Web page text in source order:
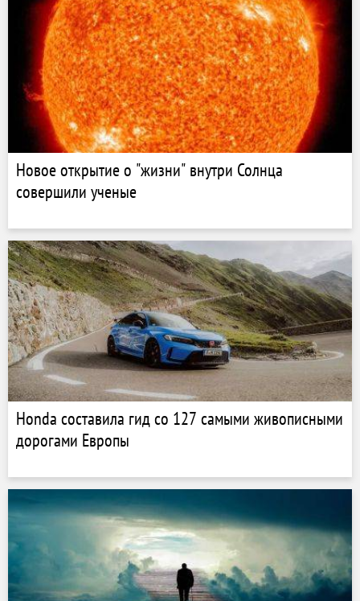
Новое открытие о "жизни" внутри Солнца
совершили ученые
Honda составила гид со 127 самыми живописными
дорогами Европы